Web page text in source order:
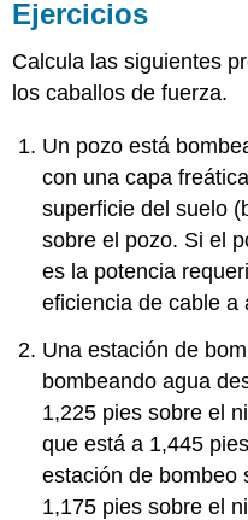
Ejercicios
Calcula las siguientes
los caballos de fuerza.
Un pozo está
con una capa
superficie del suelo
sobre el pozo. Si el
es la potencia
eficiencia de cable a
Una estación de
bombeando agua
1,225 pies sobre el
que está a 1,445
estación de bombeo
1,175 pies sobre el